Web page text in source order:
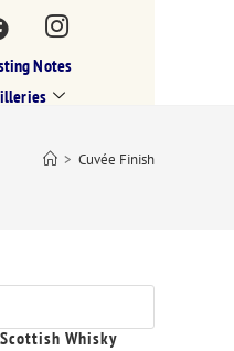
Notes
> Cuvée Finish
Whisky